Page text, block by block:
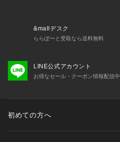
&mallデスク
ららぽーと受取なら送料無料
LINE公式アカウント
お得なセール・クーポン情報配信中
初めての方へ